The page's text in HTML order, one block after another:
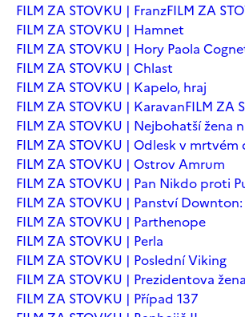
FILM ZA STOVKU | FranzFILM ZA
FILM ZA STOVKU | Hamnet
FILM ZA STOVKU | Hory Paola
FILM ZA STOVKU | Chlast
FILM ZA STOVKU | Kapelo, hraj
FILM ZA STOVKU | KaravanFILM ZA
FILM ZA STOVKU | Nejbohatší žena
FILM ZA STOVKU | Odlesk v
FILM ZA STOVKU | Ostrov Amrum
FILM ZA STOVKU | Pan Nikdo proti
FILM ZA STOVKU | Panství
FILM ZA STOVKU | Parthenope
FILM ZA STOVKU | Perla
FILM ZA STOVKU | Poslední Viking
FILM ZA STOVKU | Prezidentova žena
FILM ZA STOVKU | Případ 137